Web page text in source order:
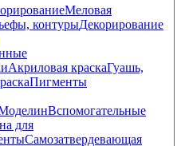
Меловая
контурыДекорирование
Акриловая краскаГуашь,
Пигменты
Вспомогательные
для
Самозатвердевающая